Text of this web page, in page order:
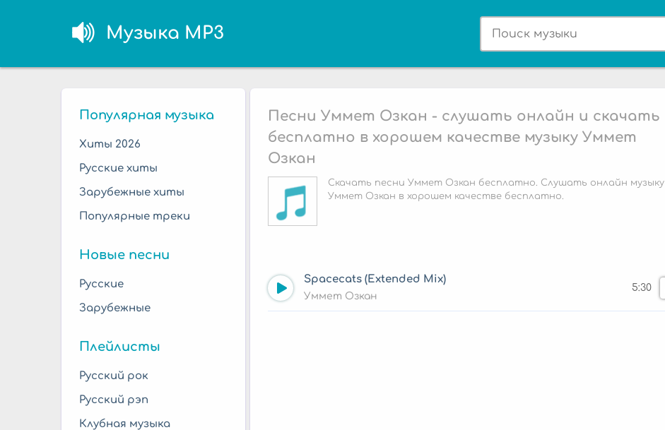
Музыка MP3
Популярная музыка
Хиты 2026
Русские хиты
Зарубежные хиты
Популярные треки
Новые песни
Русские
Зарубежные
Плейлисты
Русский рок
Русский рэп
Клубная музыка
Песни Уммет Озкан - слушать онлайн и скачать
бесплатно в хорошем качестве музыку Уммет
Озкан
Скачать песни Уммет Озкан бесплатно. Слушать онлайн музыку
Уммет Озкан в хорошем качестве бесплатно.
Spacecats (Extended Mix)
Уммет Озкан
5:30